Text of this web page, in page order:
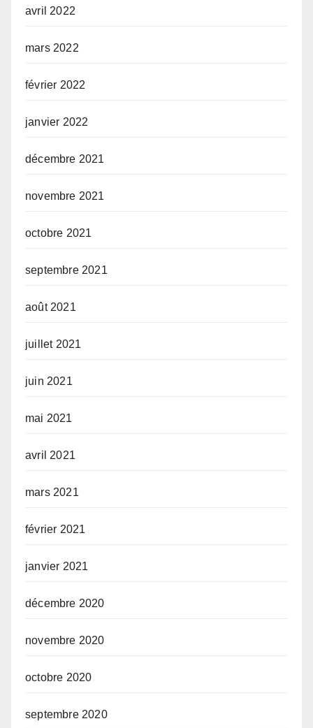
avril 2022
mars 2022
février 2022
janvier 2022
décembre 2021
novembre 2021
octobre 2021
septembre 2021
août 2021
juillet 2021
juin 2021
mai 2021
avril 2021
mars 2021
février 2021
janvier 2021
décembre 2020
novembre 2020
octobre 2020
septembre 2020